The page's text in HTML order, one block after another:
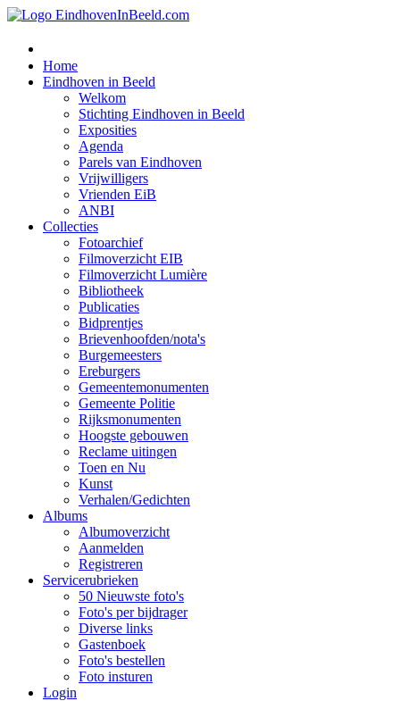
Home
Eindhoven in Beeld
Welkom
Stichting Eindhoven in Beeld
Exposities
Agenda
Parels van Eindhoven
Vrijwilligers
Vrienden EiB
ANBI
Collecties
Fotoarchief
Filmoverzicht EIB
Filmoverzicht Lumière
Bibliotheek
Publicaties
Bidprentjes
Brievenhoofden/nota's
Burgemeesters
Ereburgers
Gemeentemonumenten
Gemeente Politie
Rijksmonumenten
Hoogste gebouwen
Reclame uitingen
Toen en Nu
Kunst
Verhalen/Gedichten
Albums
Albumoverzicht
Aanmelden
Registreren
Servicerubrieken
50 Nieuwste foto's
Foto's per bijdrager
Diverse links
Gastenboek
Foto's bestellen
Foto insturen
Login